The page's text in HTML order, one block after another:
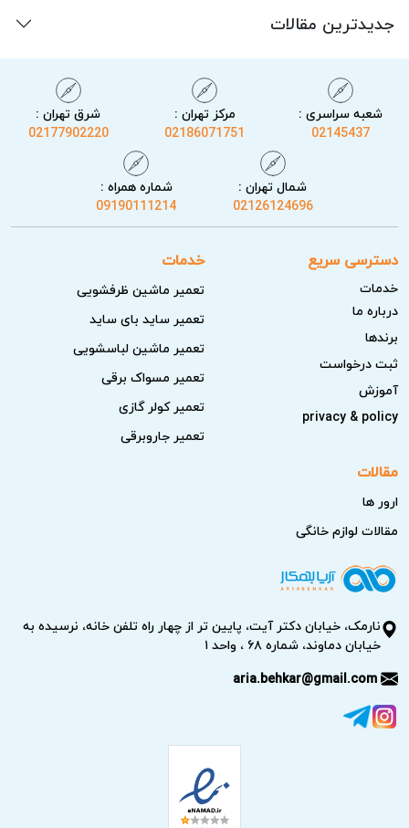
جدیدترین مقالات
شعبه سراسری :
02145437
مرکز تهران :
02186071751
شرق تهران :
02177902220
شمال تهران :
02126124696
شماره همراه :
09190111214
دسترسی سریع
خدمات
درباره ما
برندها
ثبت درخواست
آموزش
privacy & policy
خدمات
تعمیر ماشین ظرفشویی
تعمیر ساید بای ساید
تعمیر ماشین لباسشویی
تعمیر مسواک برقی
تعمیر کولر گازی
تعمیر جاروبرقی
مقالات
ارور ها
مقالات لوازم خانگی
نارمک، خیابان دکتر آیت، پایین تر از چهار راه تلفن خانه، نرسیده به
خیابان دماوند، شماره ۶۸ ، واحد ۱
aria.behkar@gmail.com